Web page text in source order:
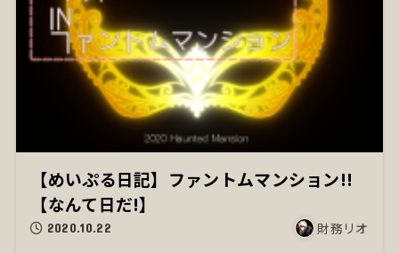
【めいぷる日記】ファントムマンション!!
【なんて日だ!】
2020.10.22 財務リオ